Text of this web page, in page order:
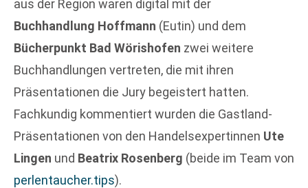
aus der Region waren digital mit der
Buchhandlung Hoffmann (Eutin) und dem
Bücherpunkt Bad Wörishofen zwei weitere
Buchhandlungen vertreten, die mit ihren
Präsentationen die Jury begeistert hatten.
Fachkundig kommentiert wurden die Gastland-
Präsentationen von den Handelsexpertinnen Ute
Lingen und Beatrix Rosenberg (beide im Team von
perlentaucher.tips).